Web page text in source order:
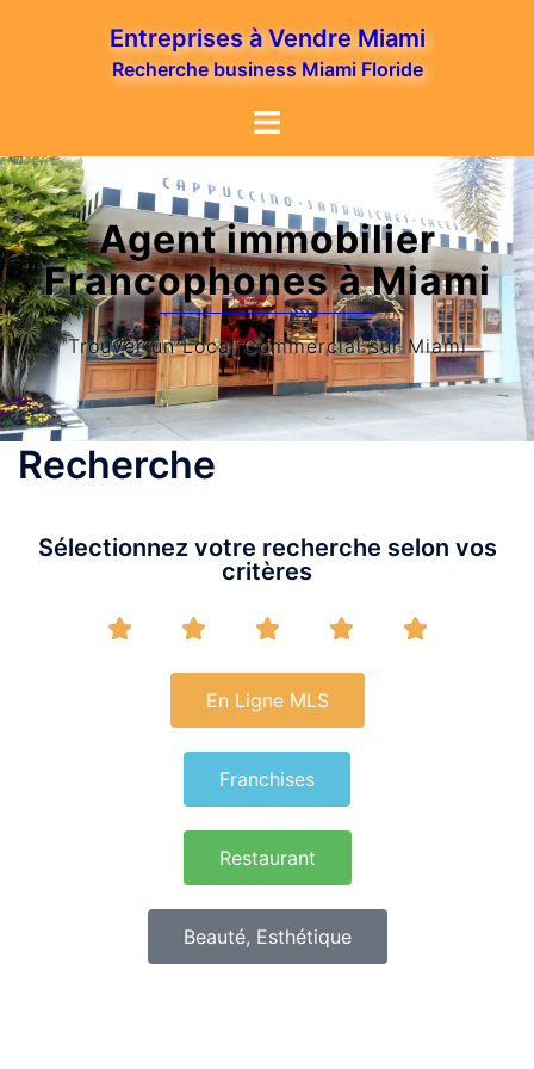
Entreprises à Vendre Miami
Recherche business Miami Floride
Agent immobilier
Francophones à Miami
Trouver un Local Commercial sur Miami
Recherche
Sélectionnez votre recherche selon vos
critères
    
En Ligne MLS
Franchises
Restaurant
Beauté, Esthétique